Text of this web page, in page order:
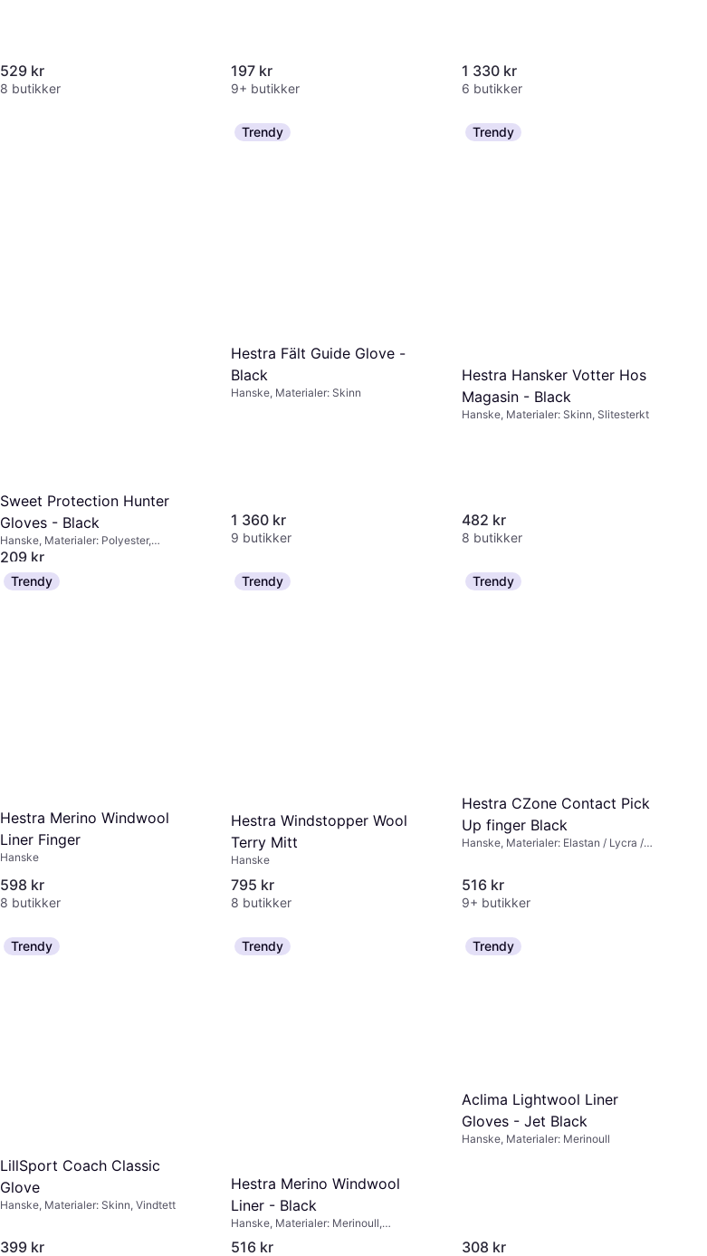
529 kr
8 butikker
197 kr
9+ butikker
1 330 kr
6 butikker
Sweet Protection Hunter
Gloves - Black
Hanske, Materialer: Polyester,
Kompatible med berøringsskjerm
209 kr
9 butikker
Trendy
Hestra Fält Guide Glove -
Black
Hanske, Materialer: Skinn
1 360 kr
9 butikker
Trendy
Hestra Hansker Votter Hos
Magasin - Black
Hanske, Materialer: Skinn, Slitesterkt
482 kr
8 butikker
Trendy
Hestra Merino Windwool
Liner Finger
Hanske
598 kr
8 butikker
Trendy
Hestra Windstopper Wool
Terry Mitt
Hanske
795 kr
8 butikker
Trendy
Hestra CZone Contact Pick
Up finger Black
Hanske, Materialer: Elastan / Lycra /
Vannavvisende, Stretch
516 kr
9+ butikker
Trendy
LillSport Coach Classic
Glove
Hanske, Materialer: Skinn, Vindtett
399 kr
Trendy
Hestra Merino Windwool
Liner - Black
Hanske, Materialer: Merinoull,
Vindtett
516 kr
Trendy
Aclima Lightwool Liner
Gloves - Jet Black
Hanske, Materialer: Merinoull
308 kr